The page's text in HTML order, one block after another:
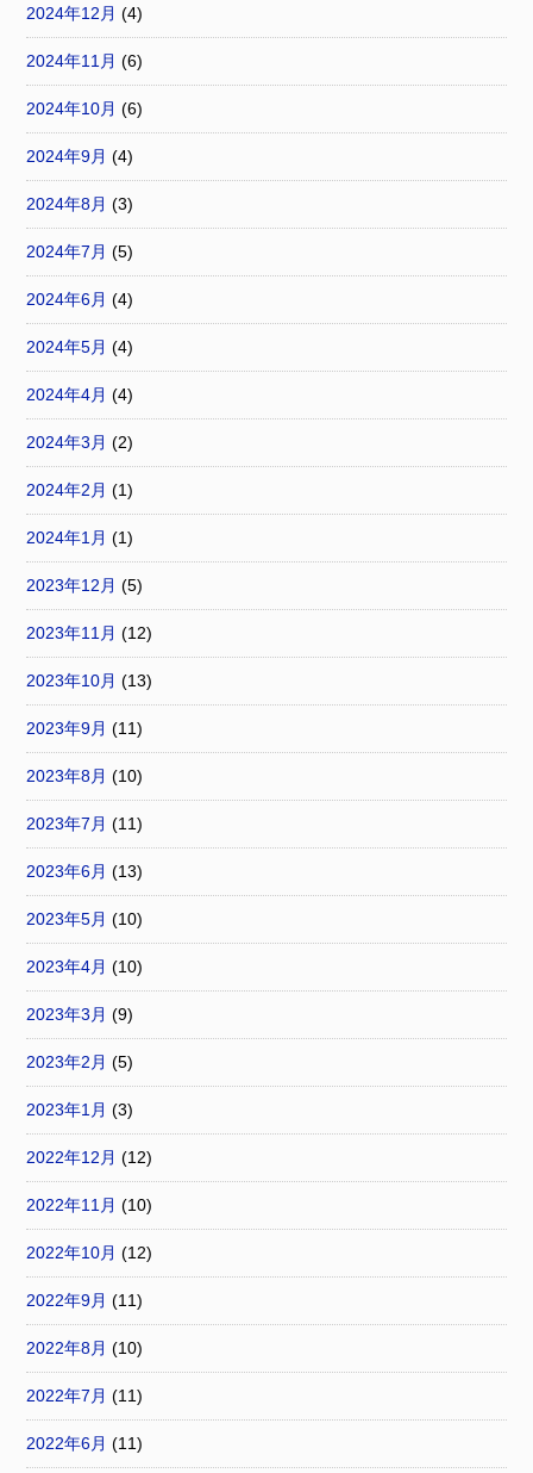
2024年12月 (4)
2024年11月 (6)
2024年10月 (6)
2024年9月 (4)
2024年8月 (3)
2024年7月 (5)
2024年6月 (4)
2024年5月 (4)
2024年4月 (4)
2024年3月 (2)
2024年2月 (1)
2024年1月 (1)
2023年12月 (5)
2023年11月 (12)
2023年10月 (13)
2023年9月 (11)
2023年8月 (10)
2023年7月 (11)
2023年6月 (13)
2023年5月 (10)
2023年4月 (10)
2023年3月 (9)
2023年2月 (5)
2023年1月 (3)
2022年12月 (12)
2022年11月 (10)
2022年10月 (12)
2022年9月 (11)
2022年8月 (10)
2022年7月 (11)
2022年6月 (11)